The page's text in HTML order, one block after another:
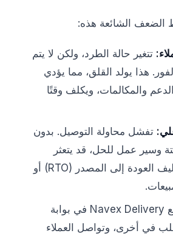
الضعف الشائعة هذه:
تتغير حالة الطرد، ولكن لا يتم
هذا يولد القلق، مما يؤدي
والمكالمات، ويكلف وقتًا
تفشل محاولة التوصيل. بدون
وسير عمل للحل، قد يتعثر
الطرد، مما يتكبد تكاليف العودة إلى المصدر (RTO) أو
تتبع Navex Delivery في بوابة
في أخرى، وتواصل العملاء